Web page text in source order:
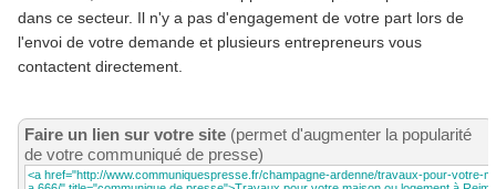
dans ce secteur. Il n'y a pas d'engagement de votre part lors de
l'envoi de votre demande et plusieurs entrepreneurs vous
contactent directement.
Faire un lien sur votre site (permet d'augmenter la popularité
de votre communiqué de presse)